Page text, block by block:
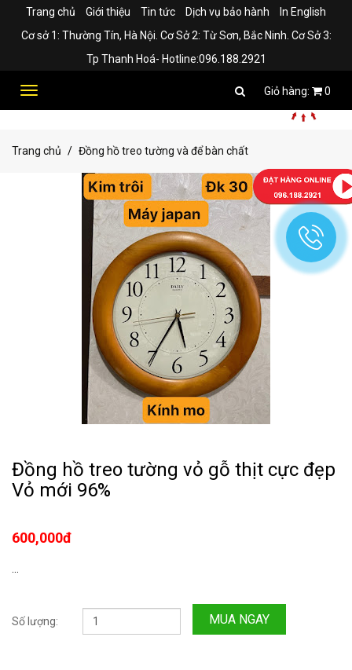
Trang chủ Giới thiệu Tin tức Dịch vụ bảo hành
In English
Cơ sở 1: Thường Tín, Hà Nội. Cơ Sở 2: Từ Sơn, Bắc Ninh. Cơ Sở 3:
Tp Thanh Hoá- Hotline:096.188.2921
Toggle
0
Trang chủ Đồng hồ treo tường và để bàn chất
Đồng hồ treo tường vỏ gỗ thịt cực đẹp
Vỏ mới 96%
600,000đ
Số lượng: MUA NGAY